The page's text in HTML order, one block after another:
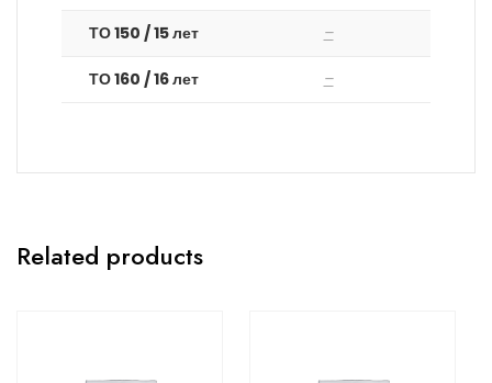
ТО 150 / 15 лет –
ТО 160 / 16 лет –
Related products